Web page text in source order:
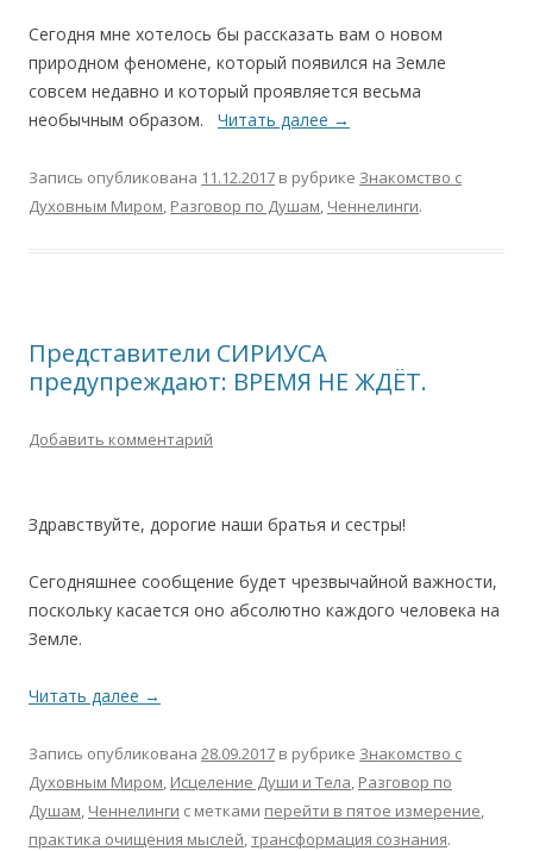
Сегодня мне хотелось бы рассказать вам о новом
природном феномене, который появился на Земле
совсем недавно и который проявляется весьма
необычным образом. Читать далее →
Запись опубликована 11.12.2017 в рубрике Знакомство с
Духовным Миром, Разговор по Душам, Ченнелинги.
Представители СИРИУСА
предупреждают: ВРЕМЯ НЕ ЖДЁТ.
Добавить комментарий
Здравствуйте, дорогие наши братья и сестры!
Сегодняшнее сообщение будет чрезвычайной важности,
поскольку касается оно абсолютно каждого человека на
Земле.
Читать далее →
Запись опубликована 28.09.2017 в рубрике Знакомство с
Духовным Миром, Исцеление Души и Тела, Разговор по
Душам, Ченнелинги с метками перейти в пятое измерение,
практика очищения мыслей,трансформация сознания.